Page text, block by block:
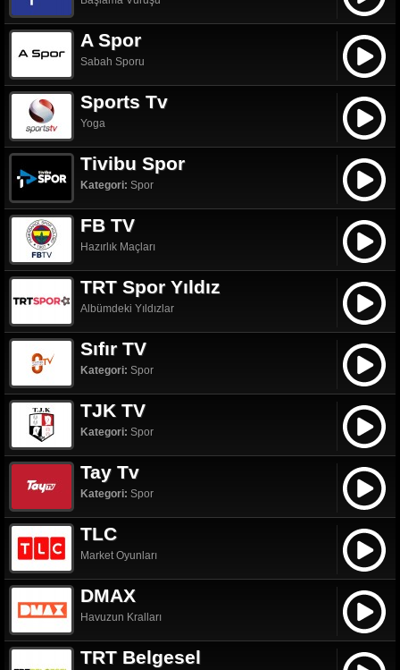
A Spor
Sabah Sporu
Sports Tv
Yoga
Tivibu Spor
Kategori: Spor
FB TV
Hazırlık Maçları
TRT Spor Yıldız
Albümdeki Yıldızlar
Sıfır TV
Kategori: Spor
TJK TV
Kategori: Spor
Tay Tv
Kategori: Spor
TLC
Market Oyunları
DMAX
Havuzun Kralları
TRT Belgesel